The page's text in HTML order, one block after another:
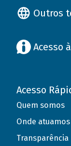
Outros
Acesso
Acesso
Quem somos
Onde atuamos
Transparência